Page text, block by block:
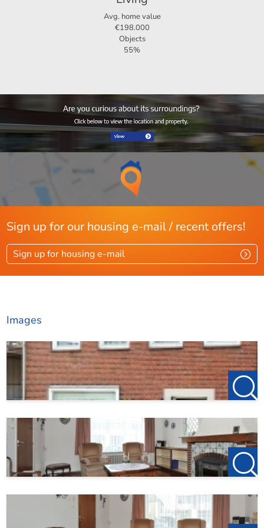
Avg. home value
€198.000
Objects
55%
Sign up for our housing e-mail / recent offers!
Sign up for housing e-mail
Images